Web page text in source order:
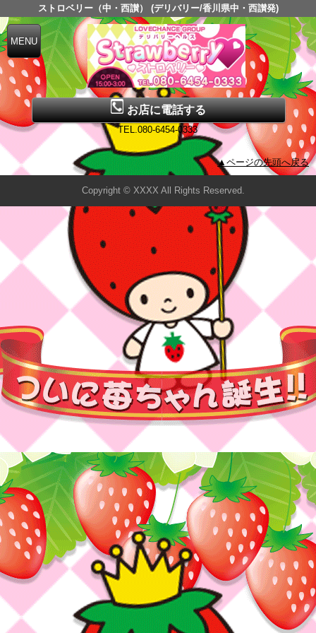
ストロベリー（中・西讃） (デリバリー/香川県中・西讃発)
お店に電話する
TEL.080-6454-0333
▲ページの先頭へ戻る
Copyright © XXXX All Rights Reserved.